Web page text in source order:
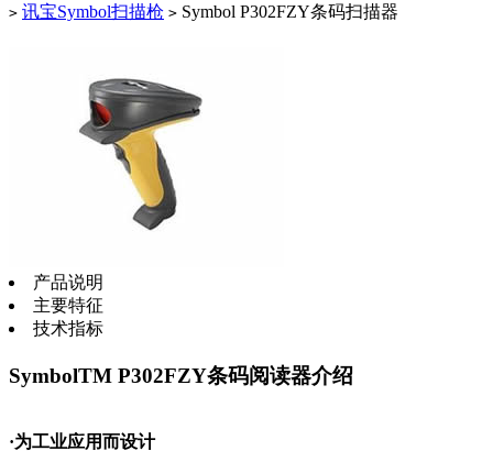
> 讯宝Symbol扫描枪 > Symbol P302FZY条码扫描器
产品说明
主要特征
技术指标
SymbolTM P302FZY条码阅读器介绍
·为工业应用而设计